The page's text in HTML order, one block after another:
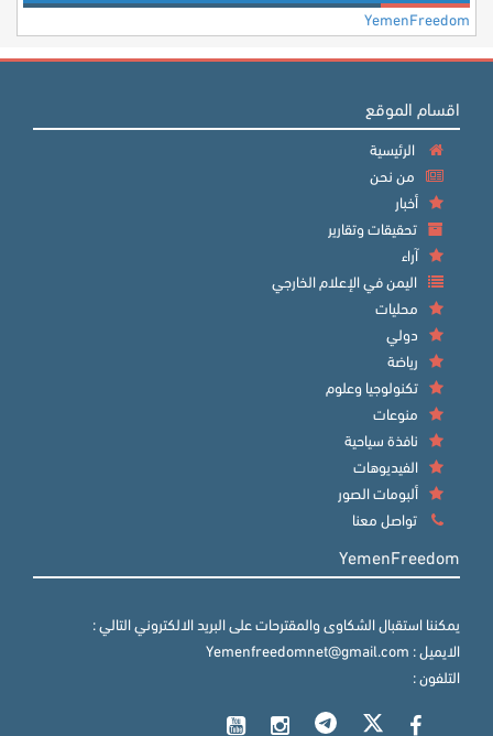
YemenFreedom
اقسام الموقع
الرئيسية
من نحن
أخبار
تحقيقات وتقارير
آراء
اليمن في الإعلام الخارجي
محليات
دولي
رياضة
تكنولوجيا وعلوم
منوعات
نافذة سياحية
الفيديوهات
ألبومات الصور
تواصل معنا
YemenFreedom
يمكننا استقبال الشكاوى والمقترحات على البريد الالكتروني التالي :
الايميل : Yemenfreedomnet@gmail.com
التلفون :